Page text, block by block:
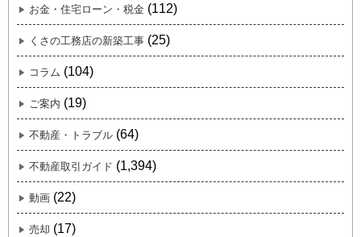
お金・住宅ローン・税金 (112)
くさの工務店の新築工事 (25)
コラム (104)
ご案内 (19)
不動産・トラブル (64)
不動産取引ガイド (1,394)
動画 (22)
売却 (17)